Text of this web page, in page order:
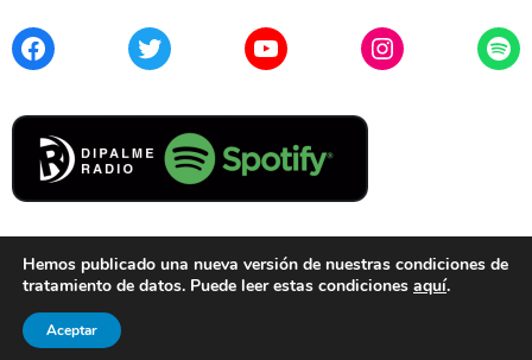
FacebookTwitter YouTubeInstagram
Cookies
© 2021 Diputación de Almería. Todos los derechos reservados.
Hemos publicado una nueva versión de nuestras condiciones de
tratamiento de datos. Puede leer estas condiciones aquí.
Aceptar